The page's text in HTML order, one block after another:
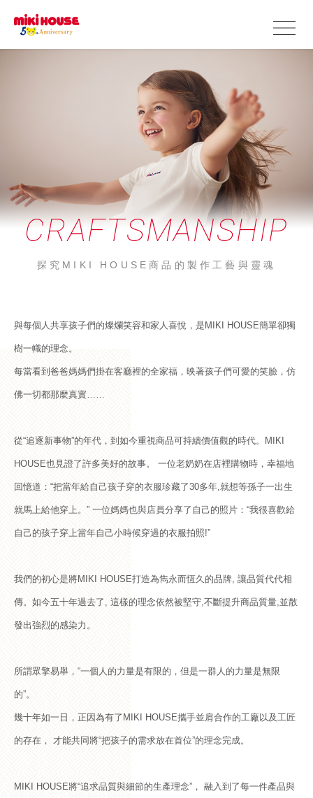
CRAFTSMANSHIP
探究MIKI HOUSE商品的製作工藝與靈魂
與每個人共享孩子們的燦爛笑容和家人喜悅，是MIKI HOUSE簡單卻獨
樹一幟的理念。
每當看到爸爸媽媽們掛在客廳裡的全家福，映著孩子們可愛的笑臉，仿
佛一切都那麼真實……
從“追逐新事物”的年代，到如今重視商品可持續價值觀的時代。MIKI
HOUSE也見證了許多美好的故事。 一位老奶奶在店裡購物時，幸福地
回憶道：“把當年給自己孩子穿的衣服珍藏了30多年,就想等孫子一出生
就馬上給他穿上。” 一位媽媽也與店員分享了自己的照片：“我很喜歡給
自己的孩子穿上當年自己小時候穿過的衣服拍照!”
我們的初心是將MIKI HOUSE打造為雋永而恆久的品牌, 讓品質代代相
傳。如今五十年過去了, 這樣的理念依然被堅守,不斷提升商品質量,並散
發出強烈的感染力。
所謂眾擎易舉，“一個人的力量是有限的，但是一群人的力量是無限
的”。
幾十年如一日，正因為有了MIKI HOUSE攜手並肩合作的工廠以及工匠
的存在， 才能共同將“把孩子的需求放在首位”的理念完成。
MIKI HOUSE將“追求品質與細節的生產理念”， 融入到了每一件產品與